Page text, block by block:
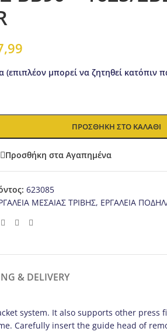
(επιπλέον μπορεί να ζητηθεί κατόπιν
ΠΡΟΣΘΉΚΗ ΣΤΟ ΚΑΛΆΘΙ
Προσθήκη στα Αγαπημένα
623085
ΜΕΣΑΙΑΣ ΤΡΙΒΗΣ, ΕΡΓΑΛΕΙΑ
& DELIVERY
system. It also supports other press
Carefully insert the guide head of